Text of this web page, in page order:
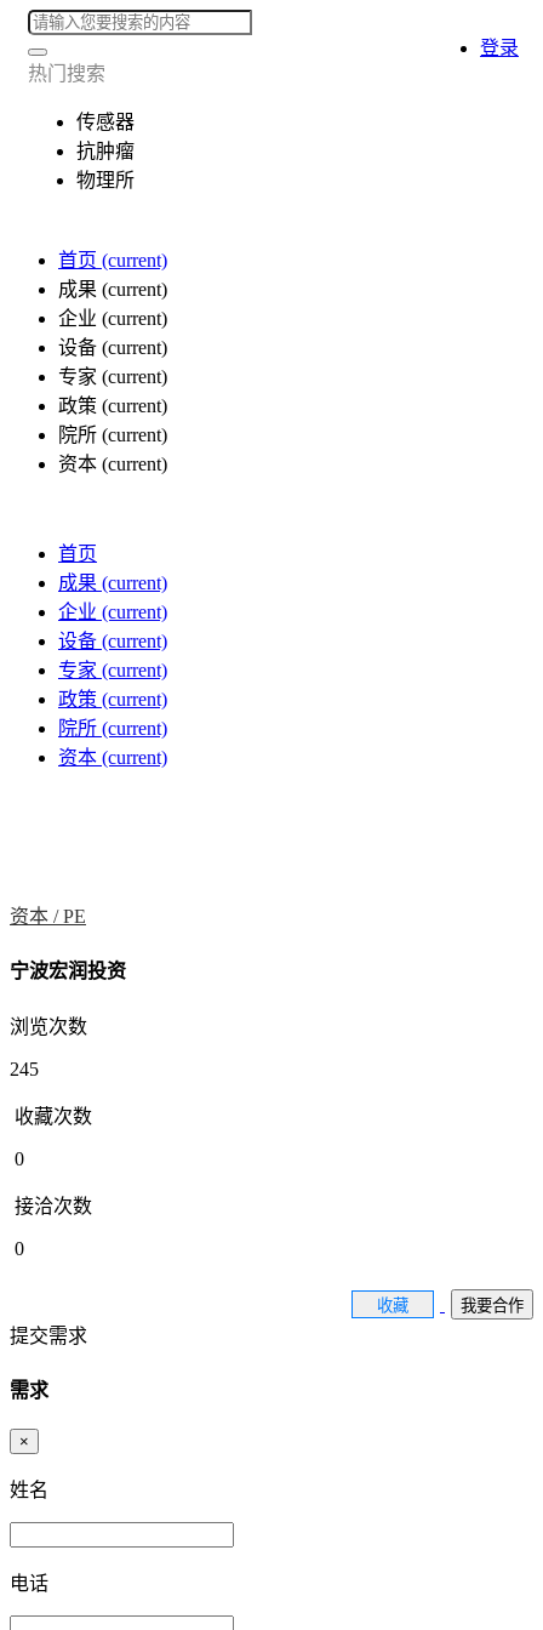
热门搜索
传感器
抗肿瘤
物理所
首页 (current)
成果 (current)
企业 (current)
设备 (current)
专家 (current)
政策 (current)
院所 (current)
资本 (current)
登录
首页
成果 (current)
企业 (current)
设备 (current)
专家 (current)
政策 (current)
院所 (current)
资本 (current)
资本 /PE
宁波宏润投资
浏览次数
245
收藏次数
0
接洽次数
0
收藏 我要合作
提交需求
需求
×
姓名
电话